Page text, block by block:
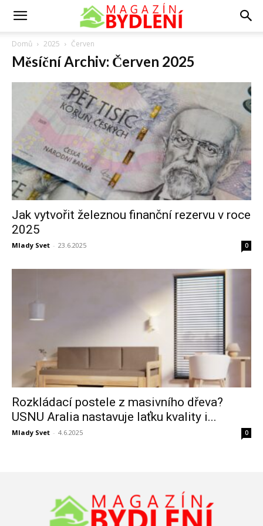
Domů 2025 Červen
Měsíční Archiv: Červen 2025
Jak vytvořit železnou finanční rezervu v roce
2025
Mlady Svet - 23.6.2025 0
Rozkládací postele z masivního dřeva?
USNU Aralia nastavuje laťku kvality i...
Mlady Svet - 4.6.2025 0